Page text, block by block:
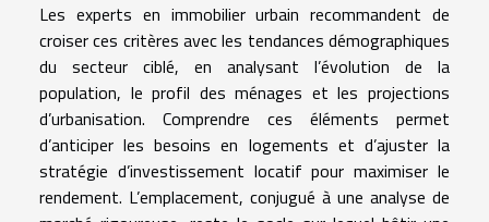
Les experts en immobilier urbain recommandent de
croiser ces critères avec les tendances démographiques
du secteur ciblé, en analysant l’évolution de la
population, le profil des ménages et les projections
d’urbanisation. Comprendre ces éléments permet
d’anticiper les besoins en logements et d’ajuster la
stratégie d’investissement locatif pour maximiser le
rendement. L’emplacement, conjugué à une analyse de